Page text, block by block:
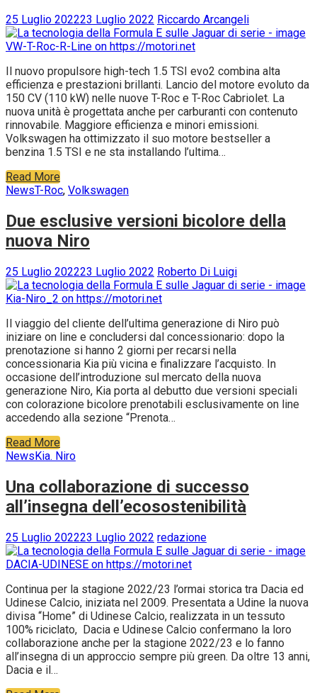
25 Luglio 202223 Luglio 2022 Riccardo Arcangeli
Il nuovo propulsore high-tech 1.5 TSI evo2 combina alta
efficienza e prestazioni brillanti. Lancio del motore evoluto da
150 CV (110 kW) nelle nuove T-Roc e T-Roc Cabriolet. La
nuova unità è progettata anche per carburanti con contenuto
rinnovabile. Maggiore efficienza e minori emissioni.
Volkswagen ha ottimizzato il suo motore bestseller a
benzina 1.5 TSI e ne sta installando l’ultima…
Read More
NewsT-Roc, Volkswagen
Due esclusive versioni bicolore della
nuova Niro
25 Luglio 202223 Luglio 2022 Roberto Di Luigi
Il viaggio del cliente dell’ultima generazione di Niro può
iniziare on line e concludersi dal concessionario: dopo la
prenotazione si hanno 2 giorni per recarsi nella
concessionaria Kia più vicina e finalizzare l’acquisto. In
occasione dell’introduzione sul mercato della nuova
generazione Niro, Kia porta al debutto due versioni speciali
con colorazione bicolore prenotabili esclusivamente on line
accedendo alla sezione “Prenota…
Read More
NewsKia. Niro
Una collaborazione di successo
all’insegna dell’ecosostenibilità
25 Luglio 202223 Luglio 2022 redazione
Continua per la stagione 2022/23 l’ormai storica tra Dacia ed
Udinese Calcio, iniziata nel 2009. Presentata a Udine la nuova
divisa “Home” di Udinese Calcio, realizzata in un tessuto
100% riciclato, Dacia e Udinese Calcio confermano la loro
collaborazione anche per la stagione 2022/23 e lo fanno
all’insegna di un approccio sempre più green. Da oltre 13 anni,
Dacia e il…